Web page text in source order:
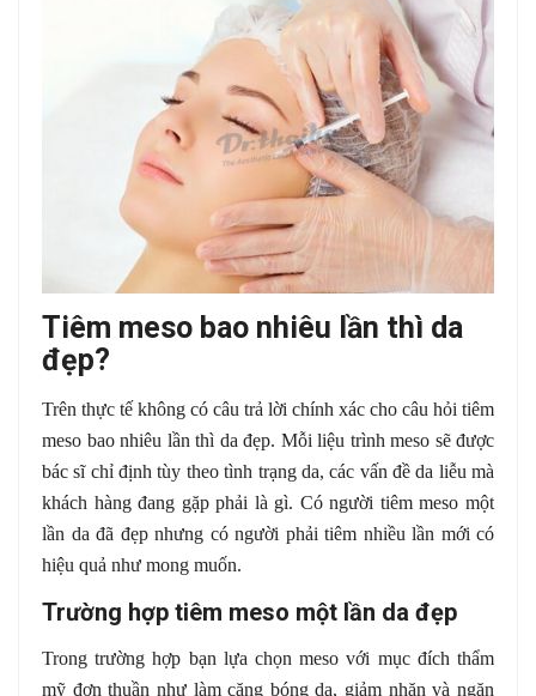
Tiêm meso bao nhiêu lần thì da
đẹp?
Trên thực tế không có câu trả lời chính xác cho câu hỏi tiêm
meso bao nhiêu lần thì da đẹp. Mỗi liệu trình meso sẽ được
bác sĩ chỉ định tùy theo tình trạng da, các vấn đề da liễu mà
khách hàng đang gặp phải là gì. Có người tiêm meso một
lần da đã đẹp nhưng có người phải tiêm nhiều lần mới có
hiệu quả như mong muốn.
Trường hợp tiêm meso một lần da đẹp
Trong trường hợp bạn lựa chọn meso với mục đích thẩm
mỹ đơn thuần như làm căng bóng da, giảm nhăn và ngăn